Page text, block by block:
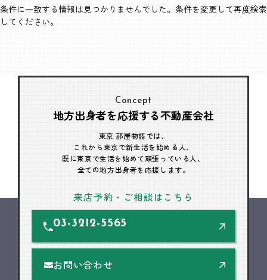
条件に一致する情報は見つかりませんでした。条件を変更して再度検索
してください。
Concept
地方出身者を応援する不動産会社
東京 部屋物語では、
これから東京で新生活を始める人、
既に東京で生活を始めて頑張っている人、
全ての地方出身者を応援します。
来店予約・ご相談はこちら
03-3212-5565
お問い合わせ